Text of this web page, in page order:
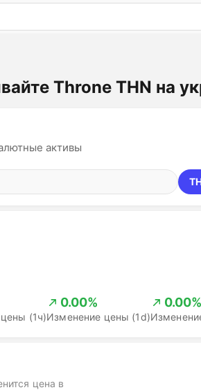
Throne THN на
активы
(1ч)Изменение цены (1d)
0.00% 0.00%
цена в